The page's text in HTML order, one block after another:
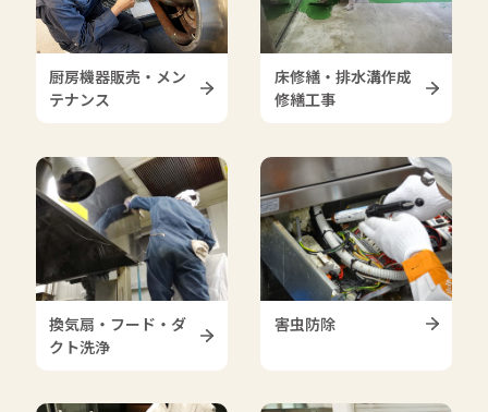
厨房機器販売・メン
テナンス
床修繕・排水溝作成
修繕工事
換気扇・フード・ダ
クト洗浄
害虫防除